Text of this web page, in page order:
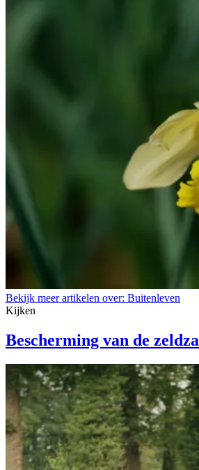
Bekijk meer artikelen over: Buitenleven
Kijken
Bescherming van de